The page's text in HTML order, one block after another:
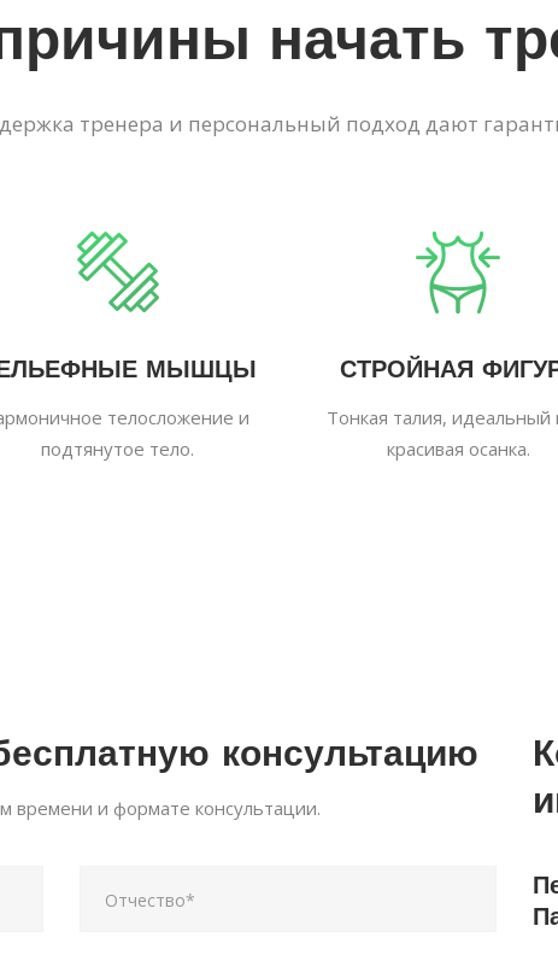
начать
тренера и персональный подход дают
МЫШЦЫ
телосложение и
подтянутое тело.
СТРОЙНАЯ
Тонкая талия, идеальный
красивая осанка.
консультацию
времени и формате консультации.